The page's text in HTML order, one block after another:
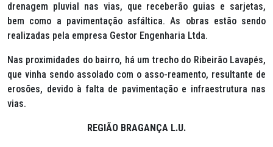
drenagem pluvial nas vias, que receberão guias e sarjetas,
bem como a pavimentação asfáltica. As obras estão sendo
realizadas pela empresa Gestor Engenharia Ltda.
Nas proximidades do bairro, há um trecho do Ribeirão Lavapés,
que vinha sendo assolado com o asso-reamento, resultante de
erosões, devido à falta de pavimentação e infraestrutura nas
vias.
REGIÃO BRAGANÇA L.U.